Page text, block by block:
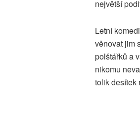
největší
Letní
věnovat jim
polštářků a
nikomu
tolik desítek